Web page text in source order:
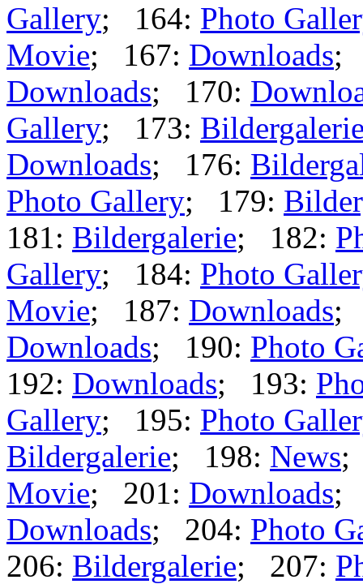
Gallery; 164: Photo
Movie; 167: Downloads;
Downloads; 170:
Gallery; 173:
Downloads; 176:
Photo Gallery; 179:
181: Bildergalerie; 182:
Gallery; 184: Photo
Movie; 187: Downloads;
Downloads; 190: Photo
192: Downloads; 193:
Gallery; 195: Photo
Bildergalerie; 198: News;
Movie; 201: Downloads;
Downloads; 204: Photo
206: Bildergalerie; 207: